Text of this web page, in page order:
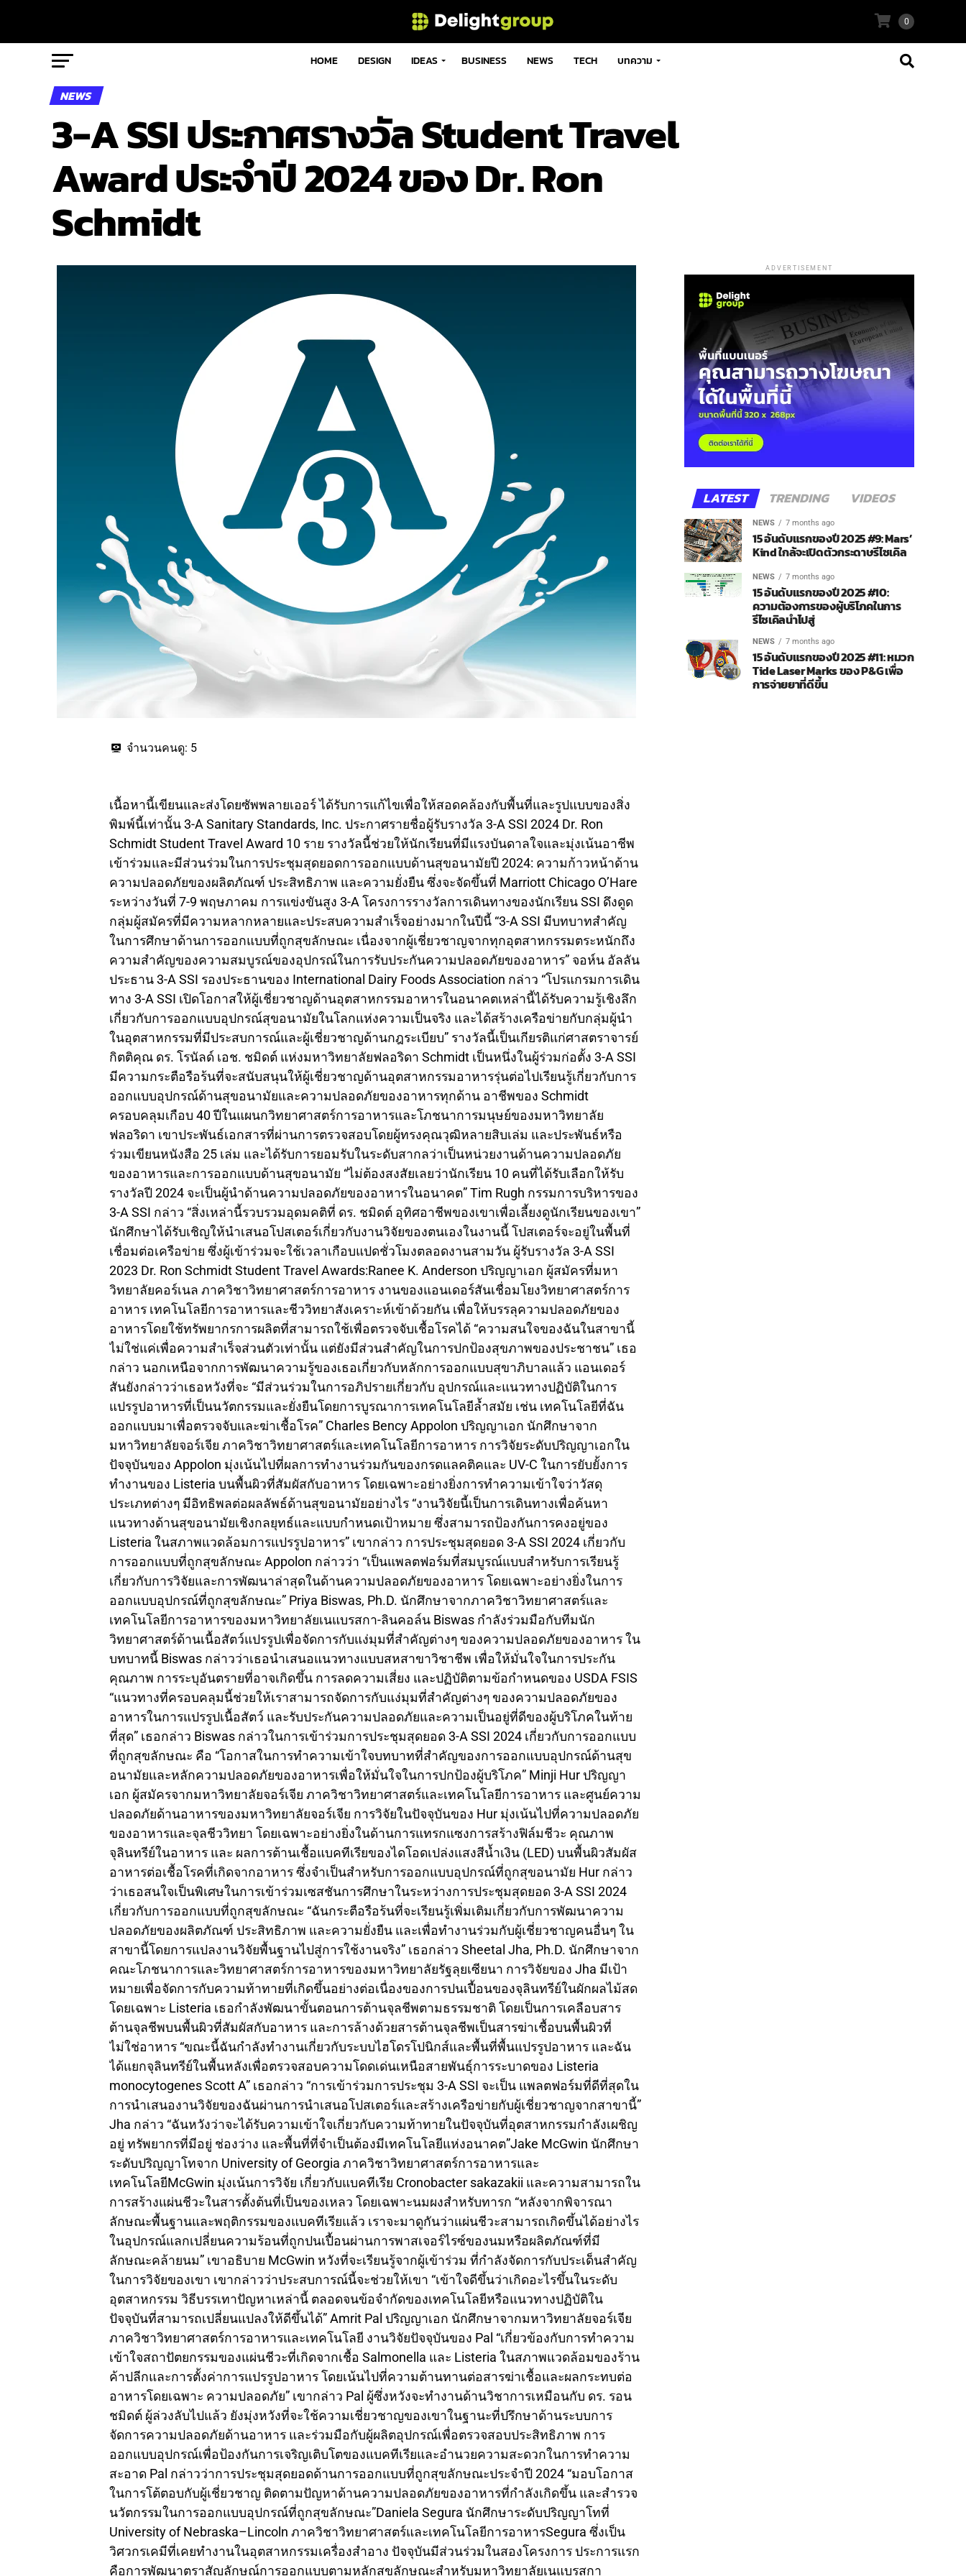
0
HOME DESIGN IDEAS BUSINESS NEWS TECH บทความ
NEWS
3-A SSI ประกาศรางวัล Student Travel
Award ประจำปี 2024 ของ Dr. Ron
Schmidt
จำนวนคนดู: 5
เนื้อหานี้เขียนและส่งโดยซัพพลายเออร์ ได้รับการแก้ไขเพื่อให้สอดคล้องกับพื้นที่และรูปแบบของสิ่งพิมพ์นี้เท่านั้น 3-A Sanitary Standards, Inc. ประกาศรายชื่อผู้รับรางวัล 3-A SSI 2024 Dr. Ron Schmidt Student Travel Award 10 ราย รางวัลนี้ช่วยให้นักเรียนที่มีแรงบันดาลใจและมุ่งเน้นอาชีพเข้าร่วมและมีส่วนร่วมในการประชุมสุดยอดการออกแบบด้านสุขอนามัยปี 2024: ความก้าวหน้าด้านความปลอดภัยของผลิตภัณฑ์ ประสิทธิภาพ และความยั่งยืน ซึ่งจะจัดขึ้นที่ Marriott Chicago O’Hare ระหว่างวันที่ 7-9 พฤษภาคม การแข่งขันสูง 3-A โครงการรางวัลการเดินทางของนักเรียน SSI ดึงดูดกลุ่มผู้สมัครที่มีความหลากหลายและประสบความสำเร็จอย่างมากในปีนี้ “3-A SSI มีบทบาทสำคัญในการศึกษาด้านการออกแบบที่ถูกสุขลักษณะ เนื่องจากผู้เชี่ยวชาญจากทุกอุตสาหกรรมตระหนักถึงความสำคัญของความสมบูรณ์ของอุปกรณ์ในการรับประกันความปลอดภัยของอาหาร” จอห์น อัลลัน ประธาน 3-A SSI รองประธานของ International Dairy Foods Association กล่าว “โปรแกรมการเดินทาง 3-A SSI เปิดโอกาสให้ผู้เชี่ยวชาญด้านอุตสาหกรรมอาหารในอนาคตเหล่านี้ได้รับความรู้เชิงลึกเกี่ยวกับการออกแบบอุปกรณ์สุขอนามัยในโลกแห่งความเป็นจริง และได้สร้างเครือข่ายกับกลุ่มผู้นำในอุตสาหกรรมที่มีประสบการณ์และผู้เชี่ยวชาญด้านกฎระเบียบ” รางวัลนี้เป็นเกียรติแก่ศาสตราจารย์กิตติคุณ ดร. โรนัลด์ เอช. ชมิดต์ แห่งมหาวิทยาลัยฟลอริดา Schmidt เป็นหนึ่งในผู้ร่วมก่อตั้ง 3-A SSI มีความกระตือรือร้นที่จะสนับสนุนให้ผู้เชี่ยวชาญด้านอุตสาหกรรมอาหารรุ่นต่อไปเรียนรู้เกี่ยวกับการออกแบบอุปกรณ์ด้านสุขอนามัยและความปลอดภัยของอาหารทุกด้าน อาชีพของ Schmidt ครอบคลุมเกือบ 40 ปีในแผนกวิทยาศาสตร์การอาหารและโภชนาการมนุษย์ของมหาวิทยาลัยฟลอริดา เขาประพันธ์เอกสารที่ผ่านการตรวจสอบโดยผู้ทรงคุณวุฒิหลายสิบเล่ม และประพันธ์หรือร่วมเขียนหนังสือ 25 เล่ม และได้รับการยอมรับในระดับสากลว่าเป็นหน่วยงานด้านความปลอดภัยของอาหารและการออกแบบด้านสุขอนามัย “ไม่ต้องสงสัยเลยว่านักเรียน 10 คนที่ได้รับเลือกให้รับรางวัลปี 2024 จะเป็นผู้นำด้านความปลอดภัยของอาหารในอนาคต” Tim Rugh กรรมการบริหารของ 3-A SSI กล่าว “สิ่งเหล่านี้รวบรวมอุดมคติที่ ดร. ชมิดต์ อุทิศอาชีพของเขาเพื่อเลี้ยงดูนักเรียนของเขา” นักศึกษาได้รับเชิญให้นำเสนอโปสเตอร์เกี่ยวกับงานวิจัยของตนเองในงานนี้ โปสเตอร์จะอยู่ในพื้นที่เชื่อมต่อเครือข่าย ซึ่งผู้เข้าร่วมจะใช้เวลาเกือบแปดชั่วโมงตลอดงานสามวัน ผู้รับรางวัล 3-A SSI 2023 Dr. Ron Schmidt Student Travel Awards:Ranee K. Anderson ปริญญาเอก ผู้สมัครที่มหาวิทยาลัยคอร์เนล ภาควิชาวิทยาศาสตร์การอาหาร งานของแอนเดอร์สันเชื่อมโยงวิทยาศาสตร์การอาหาร เทคโนโลยีการอาหารและชีววิทยาสังเคราะห์เข้าด้วยกัน เพื่อให้บรรลุความปลอดภัยของอาหารโดยใช้ทรัพยากรการผลิตที่สามารถใช้เพื่อตรวจจับเชื้อโรคได้ “ความสนใจของฉันในสาขานี้ไม่ใช่แค่เพื่อความสำเร็จส่วนตัวเท่านั้น แต่ยังมีส่วนสำคัญในการปกป้องสุขภาพของประชาชน” เธอกล่าว นอกเหนือจากการพัฒนาความรู้ของเธอเกี่ยวกับหลักการออกแบบสุขาภิบาลแล้ว แอนเดอร์สันยังกล่าวว่าเธอหวังที่จะ “มีส่วนร่วมในการอภิปรายเกี่ยวกับ อุปกรณ์และแนวทางปฏิบัติในการแปรรูปอาหารที่เป็นนวัตกรรมและยั่งยืนโดยการบูรณาการเทคโนโลยีล้ำสมัย เช่น เทคโนโลยีที่ฉันออกแบบมาเพื่อตรวจจับและฆ่าเชื้อโรค” Charles Bency Appolon ปริญญาเอก นักศึกษาจากมหาวิทยาลัยจอร์เจีย ภาควิชาวิทยาศาสตร์และเทคโนโลยีการอาหาร การวิจัยระดับปริญญาเอกในปัจจุบันของ Appolon มุ่งเน้นไปที่ผลการทำงานร่วมกันของกรดแลคติคและ UV-C ในการยับยั้งการทำงานของ Listeria บนพื้นผิวที่สัมผัสกับอาหาร โดยเฉพาะอย่างยิ่งการทำความเข้าใจว่าวัสดุประเภทต่างๆ มีอิทธิพลต่อผลลัพธ์ด้านสุขอนามัยอย่างไร “งานวิจัยนี้เป็นการเดินทางเพื่อค้นหาแนวทางด้านสุขอนามัยเชิงกลยุทธ์และแบบกำหนดเป้าหมาย ซึ่งสามารถป้องกันการคงอยู่ของ Listeria ในสภาพแวดล้อมการแปรรูปอาหาร” เขากล่าว การประชุมสุดยอด 3-A SSI 2024 เกี่ยวกับการออกแบบที่ถูกสุขลักษณะ Appolon กล่าวว่า “เป็นแพลตฟอร์มที่สมบูรณ์แบบสำหรับการเรียนรู้ เกี่ยวกับการวิจัยและการพัฒนาล่าสุดในด้านความปลอดภัยของอาหาร โดยเฉพาะอย่างยิ่งในการออกแบบอุปกรณ์ที่ถูกสุขลักษณะ” Priya Biswas, Ph.D. นักศึกษาจากภาควิชาวิทยาศาสตร์และเทคโนโลยีการอาหารของมหาวิทยาลัยเนแบรสกา-ลินคอล์น Biswas กำลังร่วมมือกับทีมนักวิทยาศาสตร์ด้านเนื้อสัตว์แปรรูปเพื่อจัดการกับแง่มุมที่สำคัญต่างๆ ของความปลอดภัยของอาหาร ในบทบาทนี้ Biswas กล่าวว่าเธอนำเสนอแนวทางแบบสหสาขาวิชาชีพ เพื่อให้มั่นใจในการประกันคุณภาพ การระบุอันตรายที่อาจเกิดขึ้น การลดความเสี่ยง และปฏิบัติตามข้อกำหนดของ USDA FSIS “แนวทางที่ครอบคลุมนี้ช่วยให้เราสามารถจัดการกับแง่มุมที่สำคัญต่างๆ ของความปลอดภัยของอาหารในการแปรรูปเนื้อสัตว์ และรับประกันความปลอดภัยและความเป็นอยู่ที่ดีของผู้บริโภคในท้ายที่สุด” เธอกล่าว Biswas กล่าวในการเข้าร่วมการประชุมสุดยอด 3-A SSI 2024 เกี่ยวกับการออกแบบที่ถูกสุขลักษณะ คือ “โอกาสในการทำความเข้าใจบทบาทที่สำคัญของการออกแบบอุปกรณ์ด้านสุขอนามัยและหลักความปลอดภัยของอาหารเพื่อให้มั่นใจในการปกป้องผู้บริโภค” Minji Hur ปริญญาเอก ผู้สมัครจากมหาวิทยาลัยจอร์เจีย ภาควิชาวิทยาศาสตร์และเทคโนโลยีการอาหาร และศูนย์ความปลอดภัยด้านอาหารของมหาวิทยาลัยจอร์เจีย การวิจัยในปัจจุบันของ Hur มุ่งเน้นไปที่ความปลอดภัยของอาหารและจุลชีววิทยา โดยเฉพาะอย่างยิ่งในด้านการแทรกแซงการสร้างฟิล์มชีวะ คุณภาพจุลินทรีย์ในอาหาร และ ผลการต้านเชื้อแบคทีเรียของไดโอดเปล่งแสงสีน้ำเงิน (LED) บนพื้นผิวสัมผัสอาหารต่อเชื้อโรคที่เกิดจากอาหาร ซึ่งจำเป็นสำหรับการออกแบบอุปกรณ์ที่ถูกสุขอนามัย Hur กล่าวว่าเธอสนใจเป็นพิเศษในการเข้าร่วมเซสชันการศึกษาในระหว่างการประชุมสุดยอด 3-A SSI 2024 เกี่ยวกับการออกแบบที่ถูกสุขลักษณะ “ฉันกระตือรือร้นที่จะเรียนรู้เพิ่มเติมเกี่ยวกับการพัฒนาความปลอดภัยของผลิตภัณฑ์ ประสิทธิภาพ และความยั่งยืน และเพื่อทำงานร่วมกับผู้เชี่ยวชาญคนอื่นๆ ในสาขานี้โดยการแปลงานวิจัยพื้นฐานไปสู่การใช้งานจริง” เธอกล่าว Sheetal Jha, Ph.D. นักศึกษาจากคณะโภชนาการและวิทยาศาสตร์การอาหารของมหาวิทยาลัยรัฐลุยเซียนา การวิจัยของ Jha มีเป้าหมายเพื่อจัดการกับความท้าทายที่เกิดขึ้นอย่างต่อเนื่องของการปนเปื้อนของจุลินทรีย์ในผักผลไม้สด โดยเฉพาะ Listeria เธอกำลังพัฒนาขั้นตอนการต้านจุลชีพตามธรรมชาติ โดยเป็นการเคลือบสารต้านจุลชีพบนพื้นผิวที่สัมผัสกับอาหาร และการล้างด้วยสารต้านจุลชีพเป็นสารฆ่าเชื้อบนพื้นผิวที่ไม่ใช่อาหาร “ขณะนี้ฉันกำลังทำงานเกี่ยวกับระบบไฮโดรโปนิกส์และพื้นที่พื้นแปรรูปอาหาร และฉันได้แยกจุลินทรีย์ในพื้นหลังเพื่อตรวจสอบความโดดเด่นเหนือสายพันธุ์การระบาดของ Listeria monocytogenes Scott A” เธอกล่าว “การเข้าร่วมการประชุม 3-A SSI จะเป็น แพลตฟอร์มที่ดีที่สุดในการนำเสนองานวิจัยของฉันผ่านการนำเสนอโปสเตอร์และสร้างเครือข่ายกับผู้เชี่ยวชาญจากสาขานี้” Jha กล่าว “ฉันหวังว่าจะได้รับความเข้าใจเกี่ยวกับความท้าทายในปัจจุบันที่อุตสาหกรรมกำลังเผชิญอยู่ ทรัพยากรที่มีอยู่ ช่องว่าง และพื้นที่ที่จำเป็นต้องมีเทคโนโลยีแห่งอนาคต”Jake McGwin นักศึกษาระดับปริญญาโทจาก University of Georgia ภาควิชาวิทยาศาสตร์การอาหารและเทคโนโลยีMcGwin มุ่งเน้นการวิจัย เกี่ยวกับแบคทีเรีย Cronobacter sakazakii และความสามารถในการสร้างแผ่นชีวะในสารตั้งต้นที่เป็นของเหลว โดยเฉพาะนมผงสำหรับทารก “หลังจากพิจารณาลักษณะพื้นฐานและพฤติกรรมของแบคทีเรียแล้ว เราจะมาดูกันว่าแผ่นชีวะสามารถเกิดขึ้นได้อย่างไรในอุปกรณ์แลกเปลี่ยนความร้อนที่ถูกปนเปื้อนผ่านการพาสเจอร์ไรซ์ของนมหรือผลิตภัณฑ์ที่มีลักษณะคล้ายนม” เขาอธิบาย McGwin หวังที่จะเรียนรู้จากผู้เข้าร่วม ที่กำลังจัดการกับประเด็นสำคัญในการวิจัยของเขา เขากล่าวว่าประสบการณ์นี้จะช่วยให้เขา “เข้าใจดีขึ้นว่าเกิดอะไรขึ้นในระดับอุตสาหกรรม วิธีบรรเทาปัญหาเหล่านี้ ตลอดจนข้อจำกัดของเทคโนโลยีหรือแนวทางปฏิบัติในปัจจุบันที่สามารถเปลี่ยนแปลงให้ดีขึ้นได้” Amrit Pal ปริญญาเอก นักศึกษาจากมหาวิทยาลัยจอร์เจีย ภาควิชาวิทยาศาสตร์การอาหารและเทคโนโลยี งานวิจัยปัจจุบันของ Pal “เกี่ยวข้องกับการทำความเข้าใจสถาปัตยกรรมของแผ่นชีวะที่เกิดจากเชื้อ Salmonella และ Listeria ในสภาพแวดล้อมของร้านค้าปลีกและการตั้งค่าการแปรรูปอาหาร โดยเน้นไปที่ความต้านทานต่อสารฆ่าเชื้อและผลกระทบต่ออาหารโดยเฉพาะ ความปลอดภัย” เขากล่าว Pal ผู้ซึ่งหวังจะทำงานด้านวิชาการเหมือนกับ ดร. รอน ชมิดต์ ผู้ล่วงลับไปแล้ว ยังมุ่งหวังที่จะใช้ความเชี่ยวชาญของเขาในฐานะที่ปรึกษาด้านระบบการจัดการความปลอดภัยด้านอาหาร และร่วมมือกับผู้ผลิตอุปกรณ์เพื่อตรวจสอบประสิทธิภาพ การออกแบบอุปกรณ์เพื่อป้องกันการเจริญเติบโตของแบคทีเรียและอำนวยความสะดวกในการทำความสะอาด Pal กล่าวว่าการประชุมสุดยอดด้านการออกแบบที่ถูกสุขลักษณะประจำปี 2024 “มอบโอกาสในการโต้ตอบกับผู้เชี่ยวชาญ ติดตามปัญหาด้านความปลอดภัยของอาหารที่กำลังเกิดขึ้น และสำรวจนวัตกรรมในการออกแบบอุปกรณ์ที่ถูกสุขลักษณะ”Daniela Segura นักศึกษาระดับปริญญาโทที่ University of Nebraska–Lincoln ภาควิชาวิทยาศาสตร์และเทคโนโลยีการอาหารSegura ซึ่งเป็นวิศวกรเคมีที่เคยทำงานในอุตสาหกรรมเครื่องสำอาง ปัจจุบันมีส่วนร่วมในสองโครงการ ประการแรกคือการพัฒนาตราสัญลักษณ์การออกแบบตามหลักสุขลักษณะสำหรับมหาวิทยาลัยเนแบรสกาลินคอล์น โดยมีเป้าหมายเพื่อทำให้การออกแบบตามหลักสุขลักษณะเข้าถึงได้มากขึ้นสำหรับนักศึกษาและพนักงาน ประการที่สอง โครงการวิจัยที่มุ่งเน้นไปที่การยับยั้ง E. faecium บนเมล็ดพริกไทยดำทั้งเมล็ดโดยใช้ไอไฮโดรเจนเปอร์ออกไซด์ ช่วยเพิ่มความปลอดภัยด้านอาหารของเครื่องเทศ การเข้าร่วมการประชุมสุดยอดด้านการออกแบบที่ถูกสุขลักษณะประจำปี 2024 โดยเฉพาะ “การฝึกอบรมภาคปฏิบัติของโครงการ โอกาสในการสร้างเครือข่าย และความรู้” เธอกล่าว “จะเสริมสร้างความเข้าใจของฉันเกี่ยวกับหลักความปลอดภัยของอาหารมากขึ้น” เธอหวังว่าการเชื่อมต่อกับผู้เข้าร่วมคนอื่นๆ จะช่วยยกระดับการเรียนรู้ของเธอและเปิดประตูสู่ความร่วมมือในอนาคต Trushenkumar (Trushen) Shah, Ph.D. นักศึกษาในภาควิชาสัตวศาสตร์ที่มหาวิทยาลัยคอนเนตทิคัตชาห์ ซึ่งมีหลักสูตรการศึกษาที่เน้นด้านจุลชีววิทยาและความปลอดภัยของอาหาร มีความเชี่ยวชาญด้านสัตวแพทยศาสตร์และเภสัชวิทยา เขามีส่วนร่วมอย่างแข็งขันในโครงการริเริ่มด้านการวิจัยหลายโครงการ รวมถึงโครงการที่เกี่ยวข้องกับการควบคุมเชื้อ Salmonella spp. การสร้างไบโอฟิล์มบนพื้นผิวเหล็กและพลาสติก “ฉันมีส่วนร่วมในการพัฒนาอิมัลชันนาโนที่กระจายตัวได้ในน้ำโดยใช้สารประกอบพืชที่มีสถานะเป็นที่ยอมรับโดยทั่วไปว่าปลอดภัย (GRAS) เช่น ทรานส์-ซินนามัลดีไฮด์ กรดคาปริลิก คาร์วาครอล และอิมัลซิไฟเออร์เกรดอาหาร (กัมอารบิก เลซิติน) โดยมีวัตถุประสงค์เพื่อตรวจสอบ ประสิทธิภาพในการกำจัดแผ่นชีวะและศักยภาพในการใช้เป็นสารฆ่าเชื้อตามธรรมชาติในอุตสาหกรรมอาหาร” เขากล่าว ชาห์กล่าวว่างานนี้จะ “เป็นเวทีสำหรับฉันในการเชื่อมต่อกับเพื่อนนักวิทยาศาสตร์ด้านอาหาร ซึ่งเป็นการขยายเครือข่ายวิชาชีพของฉัน ฉันยังคาดหวังที่จะมีส่วนร่วมในการหารือกับผู้เชี่ยวชาญในอุตสาหกรรมเพื่อสำรวจความร่วมมือที่เป็นไปได้สำหรับการดำเนินการศึกษาระดับอุตสาหกรรมโดยใช้อิมัลชันนาโนไฟโตเคมีคอล”Maria Shaposhnikov นักศึกษาระดับปริญญาโทที่ Cornell University ภาควิชาวิทยาศาสตร์การอาหาร การวิจัยของ Shaposhnikov มุ่งเน้นไปที่ “การสร้างพารามิเตอร์คุณภาพใหม่สำหรับ น้ำนมดิบและการระบุความเชื่อมโยงที่อาจเกิดขึ้นระหว่างแนวทางปฏิบัติทางการเกษตรกับคุณภาพน้ำนมดิบ” เธอกล่าว นอกจากนี้ เธอคาดหวังโครงการสำรวจ “สารเติมนมในโรงเรียนก่อนและหลังการบำรุงรักษาเชิงป้องกัน” จุดมุ่งหมายหลักคือการระบุแหล่งที่มาของการปนเปื้อนที่อาจส่งผลต่อป
ADVERTISEMENT
LATEST TRENDING VIDEOS
NEWS 7 months ago
15 อันดับแรกของปี 2025 #9: Mars’
Kind ใกล้จะเปิดตัวกระดาษรีไซเคิล
NEWS 7 months ago
15 อันดับแรกของปี 2025 #10:
ความต้องการของผู้บริโภคในการ
รีไซเคิลนำไปสู่
NEWS 7 months ago
15 อันดับแรกของปี 2025 #11: หมวก
Tide Laser Marks ของ P&G เพื่อ
การจ่ายยาที่ดีขึ้น